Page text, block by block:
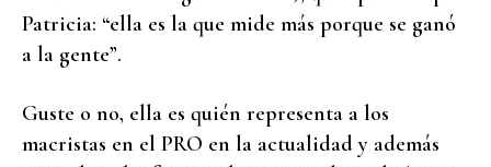
Patricia: “ella es la que mide más porque se ganó
a la gente”.
Guste o no, ella es quién representa a los
macristas en el PRO en la actualidad y además